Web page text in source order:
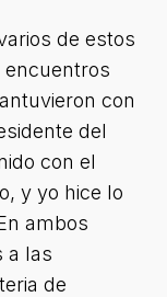
de estos
encuentros
con
del
con el
y yo hice lo
ambos
a las
de